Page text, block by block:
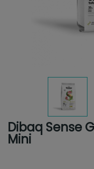
Dibaq Sense
Mini